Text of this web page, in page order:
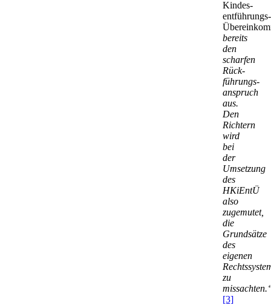
Kindes­
entführungs-
bereits
den
scharfen
Rück­
führungs­
anspruch
aus.
Den
Richtern
wird
bei
der
Umsetzung
des
HKiEntÜ
also
zugemutet,
die
Grundsätze
des
eigenen
zu
[3]